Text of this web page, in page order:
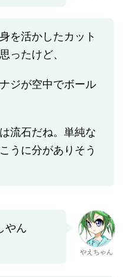
を活かしたカット
ったけど、
ジが空中でボール
流石だね。単純な
うに分がありそう
やん
やえちゃん